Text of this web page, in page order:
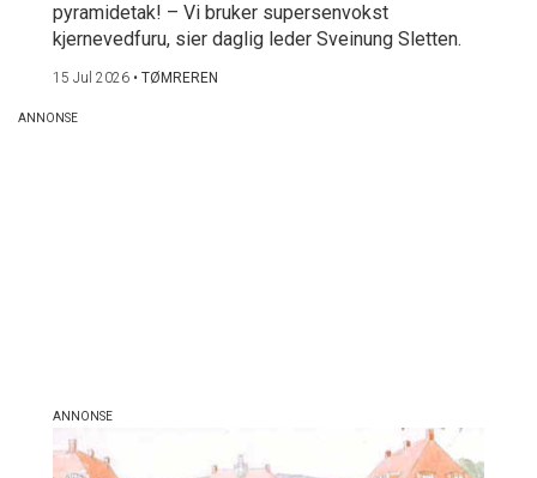
pyramidetak! – Vi bruker supersenvokst
kjernevedfuru, sier daglig leder Sveinung Sletten.
15 Jul 2026 • TØMREREN